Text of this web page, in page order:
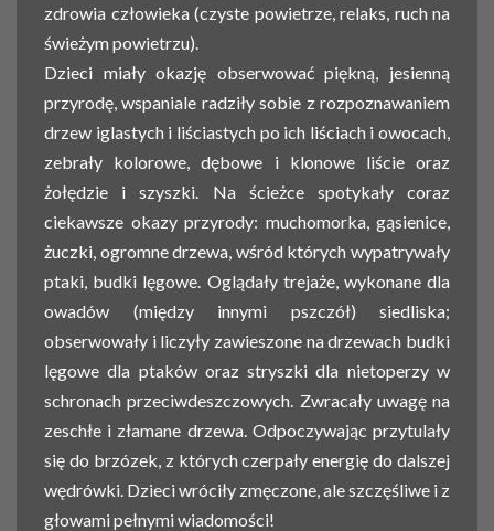
zdrowia człowieka (czyste powietrze, relaks, ruch na
świeżym powietrzu).
Dzieci miały okazję obserwować piękną, jesienną
przyrodę, wspaniale radziły sobie z rozpoznawaniem
drzew iglastych i liściastych po ich liściach i owocach,
zebrały kolorowe, dębowe i klonowe liście oraz
żołędzie i szyszki. Na ścieżce spotykały coraz
ciekawsze okazy przyrody: muchomorka, gąsienice,
żuczki, ogromne drzewa, wśród których wypatrywały
ptaki, budki lęgowe. Oglądały trejaże, wykonane dla
owadów (między innymi pszczół) siedliska;
obserwowały i liczyły zawieszone na drzewach budki
lęgowe dla ptaków oraz stryszki dla nietoperzy w
schronach przeciwdeszczowych. Zwracały uwagę na
zeschłe i złamane drzewa. Odpoczywając przytulały
się do brzózek, z których czerpały energię do dalszej
wędrówki. Dzieci wróciły zmęczone, ale szczęśliwe i z
głowami pełnymi wiadomości!